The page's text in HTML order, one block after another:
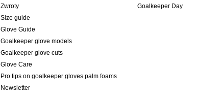
Zwroty
Size guide
Glove Guide
Goalkeeper glove models
Goalkeeper glove cuts
Glove Care
Pro tips on goalkeeper gloves palm foams
Newsletter
Goalkeeper Day